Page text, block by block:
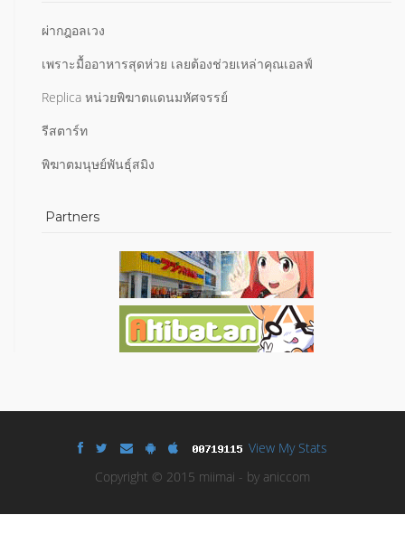
ผ่ากฎอลเวง
เพราะมื้ออาหารสุดห่วย เลยต้องช่วยเหล่าคุณเอลฟ์
Replica หน่วยพิฆาตแดนมหัศจรรย์
รีสตาร์ท
พิฆาตมนุษย์พันธุ์สมิง
Partners
View My Stats
Copyright © 2015 miimai - by aniccom